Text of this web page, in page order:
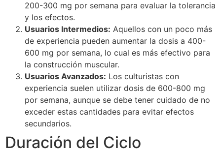
200-300 mg por semana para evaluar la tolerancia
y los efectos.
Usuarios Intermedios: Aquellos con un poco más
de experiencia pueden aumentar la dosis a 400-
600 mg por semana, lo cual es más efectivo para
la construcción muscular.
Usuarios Avanzados: Los culturistas con
experiencia suelen utilizar dosis de 600-800 mg
por semana, aunque se debe tener cuidado de no
exceder estas cantidades para evitar efectos
secundarios.
Duración del Ciclo